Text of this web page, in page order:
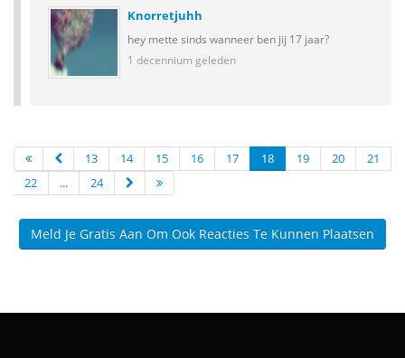
Knorretjuhh
hey mette sinds wanneer ben jij 17 jaar?
1 decennium geleden
13 14 15 16 17 18 19 20
21
22
... 24
Meld Je Gratis Aan Om Ook Reacties Te Kunnen Plaatsen